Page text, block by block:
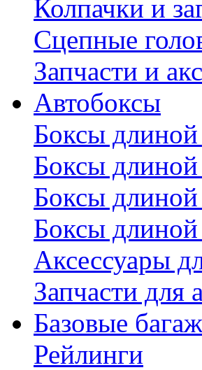
Колпачки и
Сцепные
Запчасти и
Автобоксы
Боксы
Боксы
Боксы
Боксы
Аксессуары
Запчасти для
Базовые
Рейлинги